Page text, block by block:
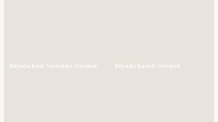
Rüyada Kedi Yavruları Görmek Rüyada Kadeh Görmek